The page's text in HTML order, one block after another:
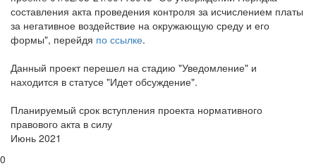
составления акта проведения контроля за исчислением платы
за негативное воздействие на окружающую среду и его
формы", перейдя по ссылке.
Данный проект перешел на стадию "Уведомление" и
находится в статусе "Идет обсуждение".
Планируемый срок вступления проекта нормативного
правового акта в силу
Июнь 2021
0